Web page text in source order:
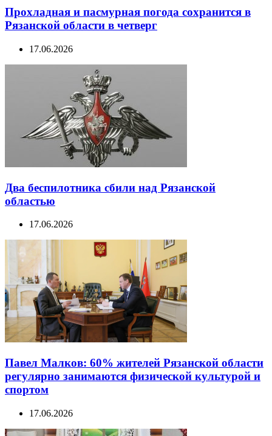
Прохладная и пасмурная погода сохранится в
Рязанской области в четверг
17.06.2026
Два беспилотника сбили над Рязанской
областью
17.06.2026
Павел Малков: 60% жителей Рязанской области
регулярно занимаются физической культурой и
спортом
17.06.2026